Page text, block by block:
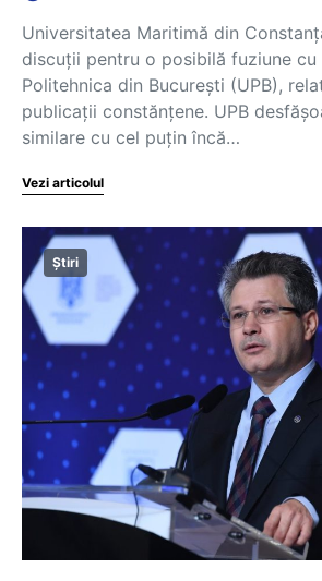
Universitatea Maritimă din
discuții pentru o posibilă fuziune cu
Politehnica din București (UPB),
publicații constănțene. UPB
similare cu cel puțin încă…
Vezi articolul
Știri